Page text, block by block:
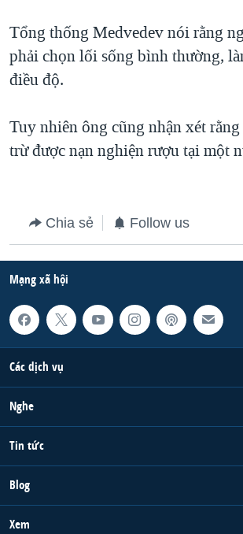
GIÁO DỤC
CHI PHÍ CHIẾN TRANH AFGHANISTAN
CÁC GIÁ TRỊ CỘNG HÒA Ở VIỆT NAM
THƯỢNG ĐỈNH TRUMP-KIM TẠI VIỆT
NGƯ DÂN VIỆT VÀ LÀN SÓNG TRỘM HẢI
Tổng thống Medvedev nói rằng
phải chọn lối sống bình thường,
điều độ.
Tuy nhiên ông cũng nhận xét
trừ được nạn nghiện rượu tại một
Chia sẻ Follow us
Mạng xã hội
Các dịch vụ
Nghe
Tin tức
Blog
Xem